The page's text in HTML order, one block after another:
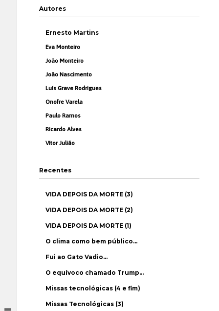
Autores
Ernesto Martins
Eva Monteiro
João Monteiro
João Nascimento
Luís Grave Rodrigues
Onofre Varela
Paulo Ramos
Ricardo Alves
Vítor Julião
Recentes
VIDA DEPOIS DA MORTE (3)
VIDA DEPOIS DA MORTE (2)
VIDA DEPOIS DA MORTE (1)
O clima como bem público…
Fui ao Gato Vadio…
O equívoco chamado Trump…
Missas tecnológicas (4 e fim)
Missas Tecnológicas (3)